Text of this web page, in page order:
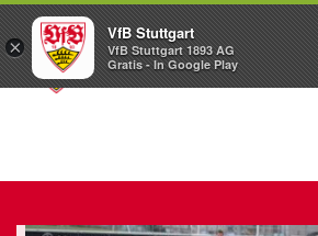
×
VfB Stuttgart
VfB Stuttgart 1893 AG
Gratis - In Google Play